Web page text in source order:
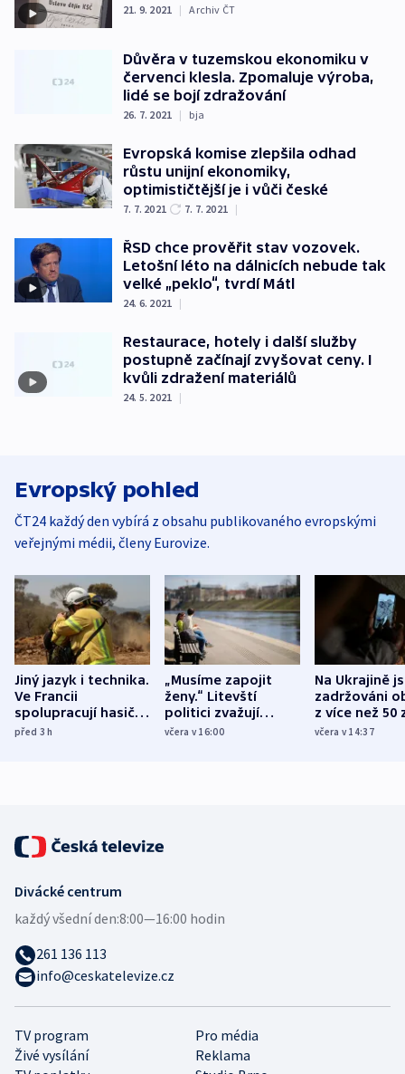
21. 9. 2021 | Archiv ČT
Důvěra v tuzemskou ekonomiku v
červenci klesla. Zpomaluje výroba,
lidé se bojí zdražování
26. 7. 2021 | bja
Evropská komise zlepšila odhad
růstu unijní ekonomiky,
optimističtější je i vůči české
7. 7. 2021 7. 7. 2021 |
ŘSD chce prověřit stav vozovek.
Letošní léto na dálnicích nebude tak
velké „peklo“, tvrdí Mátl
24. 6. 2021 |
Restaurace, hotely i další služby
postupně začínají zvyšovat ceny. I
kvůli zdražení materiálů
24. 5. 2021 |
Evropský pohled
ČT24 každý den vybírá z obsahu publikovaného evropskými
veřejnými médii, členy Eurovize.
Jiný jazyk i technika.
Ve Francii
spolupracují hasiči z
různých zemí
před 3h
„Musíme zapojit
ženy.“ Litevští
politici zvažují
dohodu o
včera v 16:00
Na Ukrajině
zadržováni
z více než 50
Bojovali na
včera v 14:37
TV program
Pro média
Živé vysílání
Reklama
Divácké centrum
každý všední den:8:00—16:00 hodin
261 136 113
info@ceskatelevize.cz